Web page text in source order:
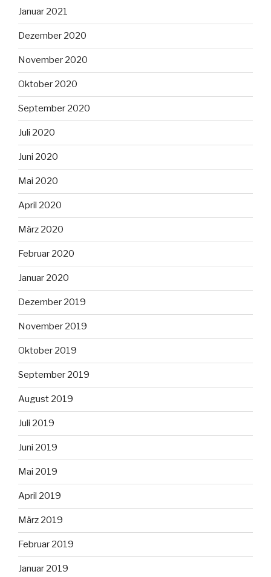
Januar 2021
Dezember 2020
November 2020
Oktober 2020
September 2020
Juli 2020
Juni 2020
Mai 2020
April 2020
März 2020
Februar 2020
Januar 2020
Dezember 2019
November 2019
Oktober 2019
September 2019
August 2019
Juli 2019
Juni 2019
Mai 2019
April 2019
März 2019
Februar 2019
Januar 2019